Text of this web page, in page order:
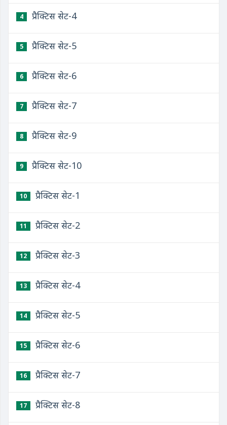
4 प्रैक्टिस सेट-4
5 प्रैक्टिस सेट-5
6 प्रैक्टिस सेट-6
7 प्रैक्टिस सेट-7
8 प्रैक्टिस सेट-9
9 प्रैक्टिस सेट-10
10 प्रैक्टिस सेट-1
11 प्रैक्टिस सेट-2
12 प्रैक्टिस सेट-3
13 प्रैक्टिस सेट-4
14 प्रैक्टिस सेट-5
15 प्रैक्टिस सेट-6
16 प्रैक्टिस सेट-7
17 प्रैक्टिस सेट-8